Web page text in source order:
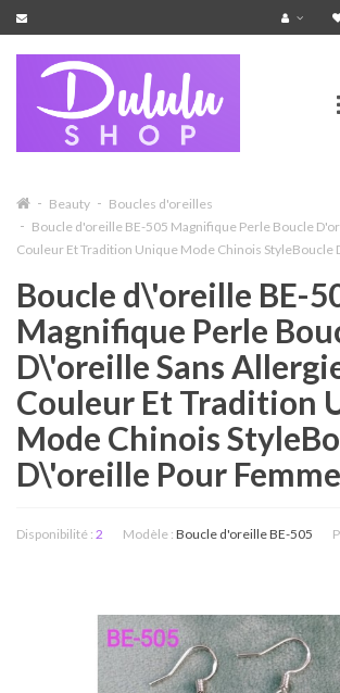
Beauty
Boucles d'oreilles
Boucle d'oreille BE-505 Magnifique Perle Boucle
Couleur Et Tradition Unique Mode Chinois StyleBoucle
Boucle d\'oreille BE-
Magnifique Perle
D\'oreille Sans
Couleur Et Tradition
Mode Chinois
D\'oreille Pour
Disponibilité : 2 Modèle : Boucle d'oreille BE-505